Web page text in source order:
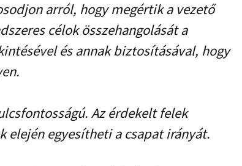
arról, hogy megértik a vezető
célok összehangolását a
és annak biztosításával, hogy
Az érdekelt felek
elején egyesítheti a csapat irányát.